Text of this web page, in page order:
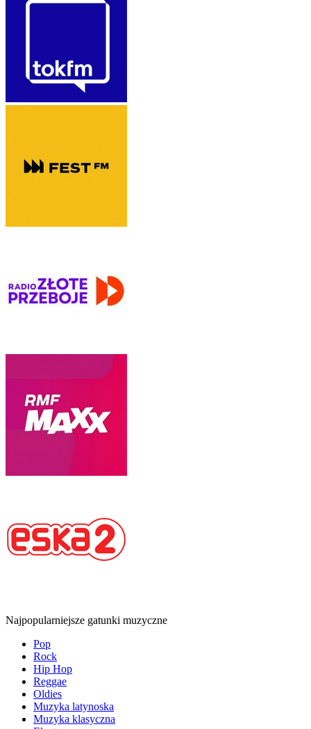
Najpopularniejsze gatunki muzyczne
Pop
Rock
Hip Hop
Reggae
Oldies
Muzyka latynoska
Muzyka klasyczna